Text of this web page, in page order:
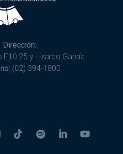
Dirección:
E10 25 y Lizardo García
(02) 394-1800